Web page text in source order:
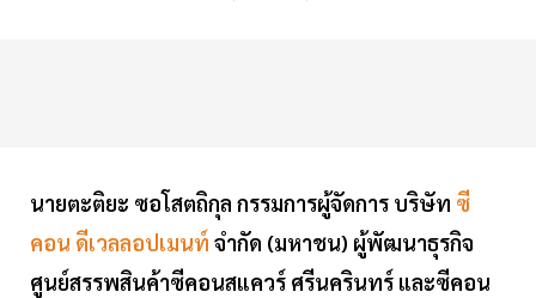
นายตะติยะ ซอโสตถิกุล กรรมการผู้จัดการ บริษัท ซี
คอน ดีเวลลอปเมนท์ จำกัด (มหาชน) ผู้พัฒนาธุรกิจ
ศูนย์สรรพสินค้าซีคอนสแควร์ ศรีนครินทร์ และซีคอน